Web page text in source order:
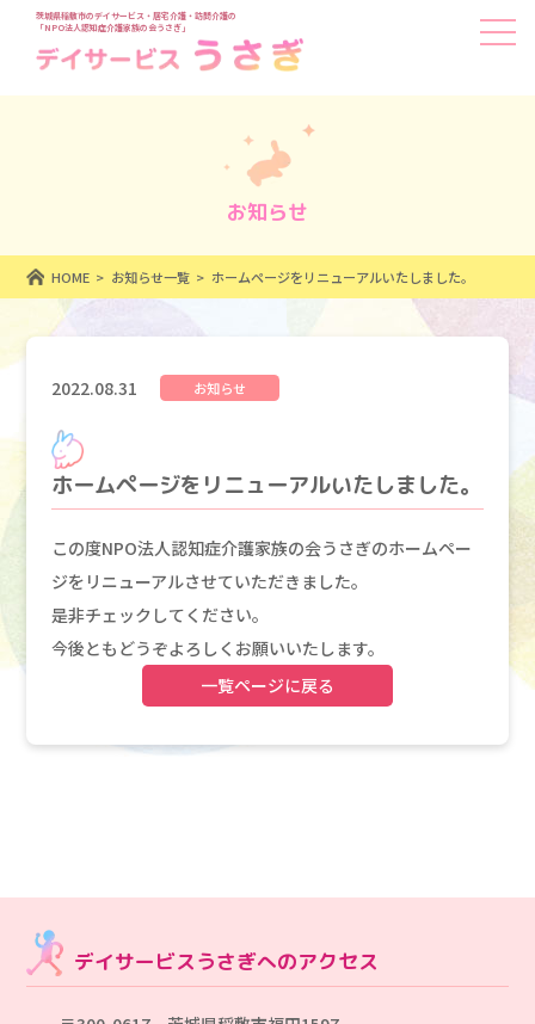
茨城県稲敷市のデイサービス・居宅介護・訪問介護の
「NPO法人認知症介護家族の会うさぎ」
お知らせ
HOME お知らせ一覧 ホームページをリニューアルいたしました。
2022.08.31 お知らせ
ホームページをリニューアルいたしました。
この度NPO法人認知症介護家族の会うさぎのホームペー
ジをリニューアルさせていただきました。
是非チェックしてください。
今後ともどうぞよろしくお願いいたします。
一覧ページに戻る
デイサービスうさぎへのアクセス